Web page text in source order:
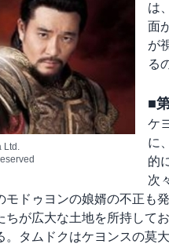
Ltd.
は
面
が
る
■
ケ
に
的
次
ドゥヨンの娘婿の不正も
ちが広大な土地を所持して
。タムドクはケヨンスの莫